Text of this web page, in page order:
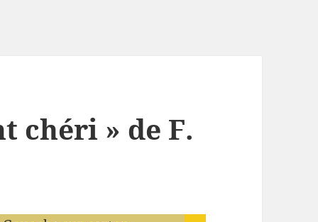
chéri » de F.